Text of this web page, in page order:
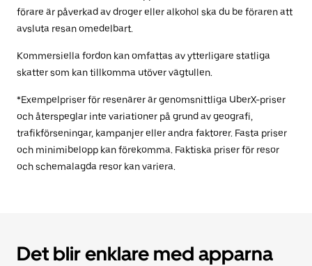
förare är påverkad av droger eller alkohol ska du be föraren att
avsluta resan omedelbart.
Kommersiella fordon kan omfattas av ytterligare statliga
skatter som kan tillkomma utöver vägtullen.
*Exempelpriser för resenärer är genomsnittliga UberX-priser
och återspeglar inte variationer på grund av geografi,
trafikförseningar, kampanjer eller andra faktorer. Fasta priser
och minimibelopp kan förekomma. Faktiska priser för resor
och schemalagda resor kan variera.
Det blir enklare med apparna